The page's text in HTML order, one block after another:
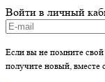
Войти в личный
Если вы не помните
получите новый, вместе